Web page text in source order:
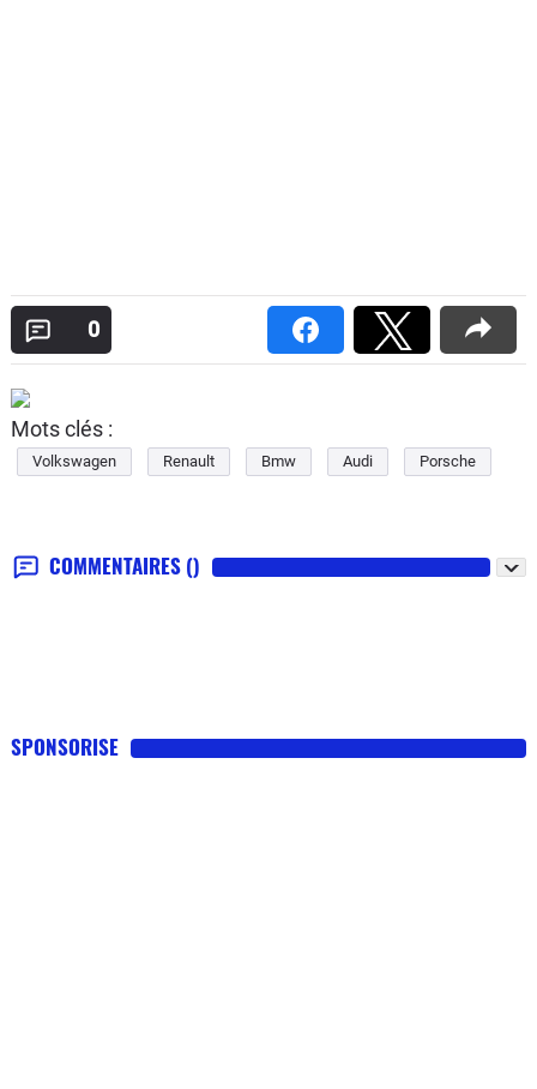
0
Mots clés :
Volkswagen Renault Bmw Audi Porsche
COMMENTAIRES ()
SPONSORISE